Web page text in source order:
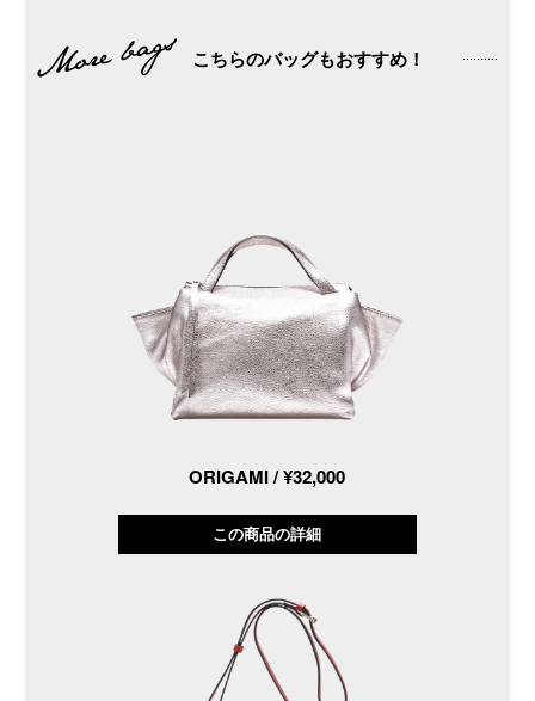
こちらのバッグもおすすめ！
ORIGAMI / ¥32,000
この商品の詳細